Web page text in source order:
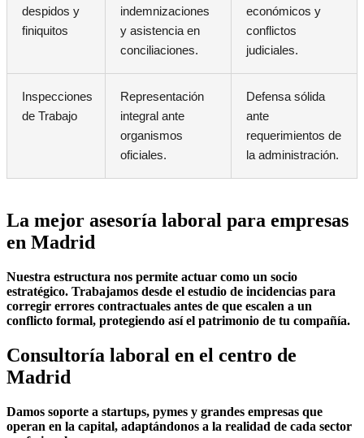
despidos y
finiquitos
indemnizaciones
y asistencia en
conciliaciones.
económicos y
conflictos
judiciales.
Inspecciones
de Trabajo
Representación
integral ante
organismos
oficiales.
Defensa sólida
ante
requerimientos de
la administración.
La mejor asesoría laboral para empresas
en Madrid
Nuestra estructura nos permite actuar como un socio
estratégico. Trabajamos desde el estudio de incidencias para
corregir errores contractuales antes de que escalen a un
conflicto formal, protegiendo así el patrimonio de tu compañía.
Consultoría laboral en el centro de
Madrid
Damos soporte a startups, pymes y grandes empresas que
operan en la capital, adaptándonos a la realidad de cada sector